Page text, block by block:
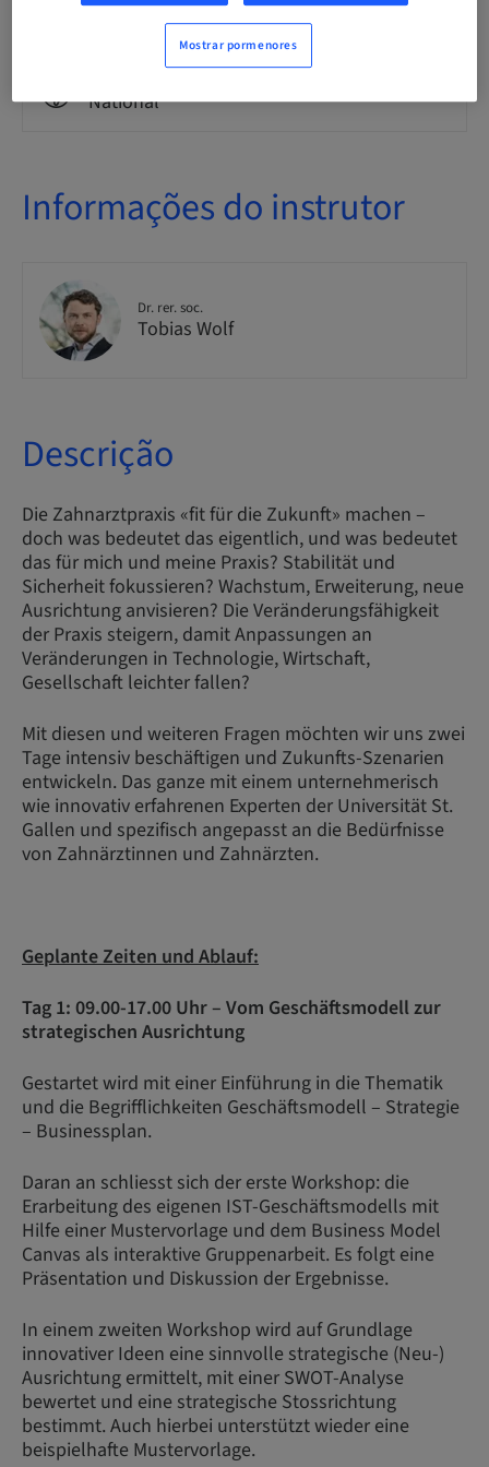
Theoretical
National
Informações do instrutor
Dr. rer. soc.
Tobias Wolf
Descrição
Die Zahnarztpraxis «fit für die Zukunft» machen –
doch was bedeutet das eigentlich, und was bedeutet
das für mich und meine Praxis? Stabilität und
Sicherheit fokussieren? Wachstum, Erweiterung, neue
Ausrichtung anvisieren? Die Veränderungsfähigkeit
der Praxis steigern, damit Anpassungen an
Veränderungen in Technologie, Wirtschaft,
Gesellschaft leichter fallen?
Mit diesen und weiteren Fragen möchten wir uns zwei
Tage intensiv beschäftigen und Zukunfts-Szenarien
entwickeln. Das ganze mit einem unternehmerisch
wie innovativ erfahrenen Experten der Universität St.
Gallen und spezifisch angepasst an die Bedürfnisse
von Zahnärztinnen und Zahnärzten.
Geplante Zeiten und Ablauf:
Tag 1: 09.00-17.00 Uhr – Vom Geschäftsmodell zur
strategischen Ausrichtung
Gestartet wird mit einer Einführung in die Thematik
und die Begrifflichkeiten Geschäftsmodell – Strategie
– Businessplan.
Daran an schliesst sich der erste Workshop: die
Erarbeitung des eigenen IST-Geschäftsmodells mit
Hilfe einer Mustervorlage und dem Business Model
Canvas als interaktive Gruppenarbeit. Es folgt eine
Präsentation und Diskussion der Ergebnisse.
In einem zweiten Workshop wird auf Grundlage
innovativer Ideen eine sinnvolle strategische (Neu-)
Ausrichtung ermittelt, mit einer SWOT-Analyse
bewertet und eine strategische Stossrichtung
bestimmt. Auch hierbei unterstützt wieder eine
beispielhafte Mustervorlage.
Mostrar pormenores